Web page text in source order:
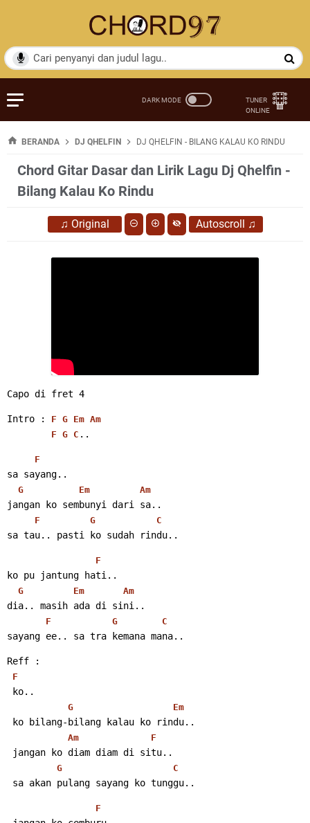
BERANDA DJ QHELFIN DJ QHELFIN - BILANG KALAU KO RINDU
Chord Gitar Dasar dan Lirik Lagu Dj Qhelfin -
Bilang Kalau Ko Rindu
♫ Original Autoscroll ♫
Capo di fret 4
Intro : F G Em Am
F G C ..
F
sa sayang..
G Em Am
jangan ko sembunyi dari sa..
F G C
sa tau.. pasti ko sudah rindu..
F
ko pu jantung hati..
G Em Am
dia.. masih ada di sini..
F G C
sayang ee.. sa tra kemana mana..
Reff :
F
ko..
G Em
ko bilang-bilang kalau ko rindu..
Am F
jangan ko diam diam di situ..
G C
sa akan pulang sayang ko tunggu..
F